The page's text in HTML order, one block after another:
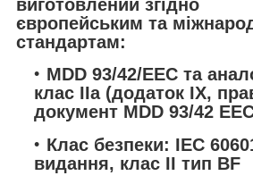
виготовлений згідно
європейським та
стандартам:
MDD 93/42/EEC та
клас IIa (додаток IX,
документ MDD 93/42
Клас безпеки: IEC
видання, клас II тип BF